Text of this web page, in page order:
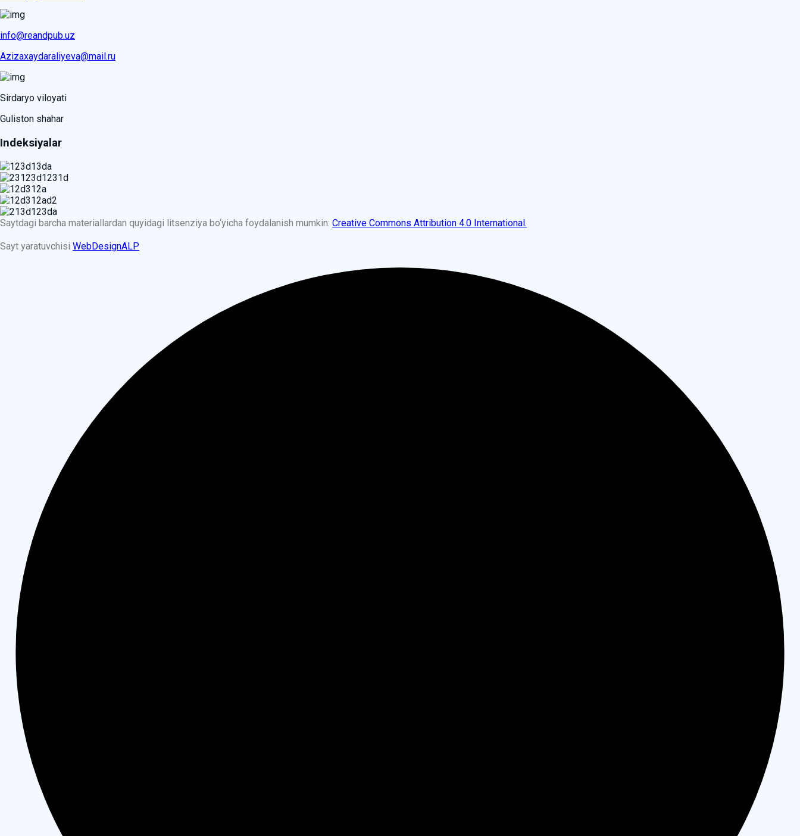
info@reandpub.uz
Azizaxaydaraliyeva@mail.ru
Sirdaryo viloyati
Guliston shahar
Indeksiyalar
Saytdagi barcha materiallardan quyidagi litsenziya bo‘yicha foydalanish mumkin: Creative Commons Attribution 4.0 International.
Sayt yaratuvchisi WebDesignALP